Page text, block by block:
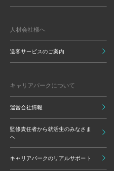
人材会社様へ
送客サービスのご案内
キャリアパークについて
運営会社情報
監修責任者から就活生のみなさま
へ
キャリアパークのリアルサポート